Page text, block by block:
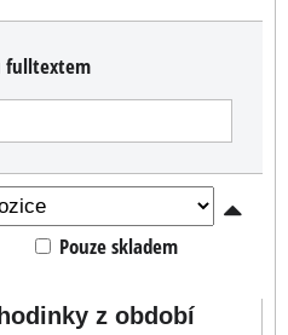
fulltextem
Pouze skladem
z období